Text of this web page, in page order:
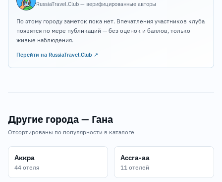
RussiaTravel.Club — верифицированные авторы
По этому городу заметок пока нет. Впечатления участников клуба
появятся по мере публикаций — без оценок и баллов, только
живые наблюдения.
Перейти на RussiaTravel.Club ↗
Другие города — Гана
Отсортированы по популярности в каталоге
Аккра
44 отеля
Accra-aa
11 отелей